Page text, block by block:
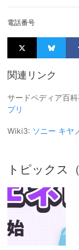
電話番号
関連リンク
サードペディア百
プリ
Wiki3: ソニー キヤ
トピックス